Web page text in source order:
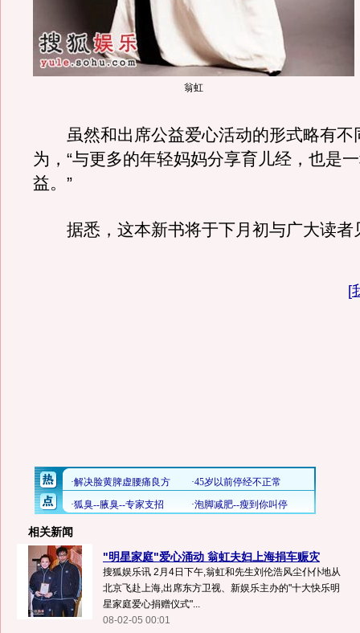
翁虹
虽然和出席公益爱心活动的形式略有不
为，“与更多的年轻妈妈分享育儿经，也是
益。”
据悉，这本新书将于下月初与广大读者
[
相关新闻
"明星家庭"爱心涌动 翁虹夫妇上海捐车赈灾
搜狐娱乐讯 2月4日下午,翁虹和先生刘伦浩风尘仆仆地从
北京飞赴上海,出席东方卫视、新娱乐主办的"十大快乐明
星家庭爱心捐赠仪式"...
08-02-05 00:01